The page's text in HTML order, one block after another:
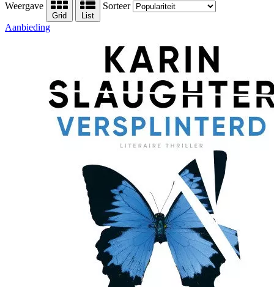
Weergave
Grid List
Sorteer
Aanbieding